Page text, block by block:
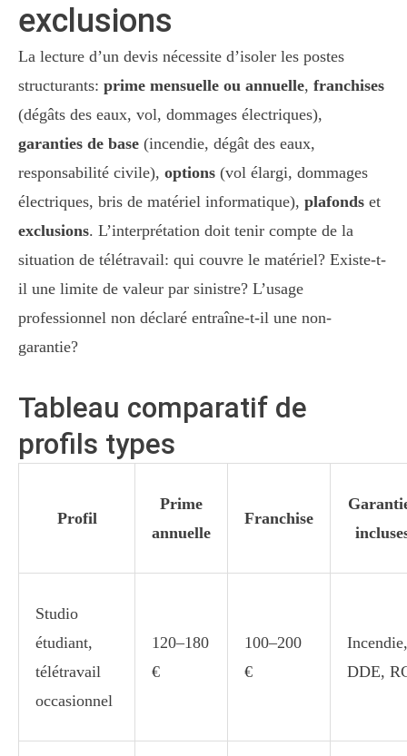
exclusions
La lecture d’un devis nécessite d’isoler les postes
structurants: prime mensuelle ou annuelle, franchises
(dégâts des eaux, vol, dommages électriques),
garanties de base (incendie, dégât des eaux,
responsabilité civile), options (vol élargi, dommages
électriques, bris de matériel informatique), plafonds et
exclusions. L’interprétation doit tenir compte de la
situation de télétravail: qui couvre le matériel? Existe-t-
il une limite de valeur par sinistre? L’usage
professionnel non déclaré entraîne-t-il une non-
garantie?
Tableau comparatif de
profils types
Profil
Prime
annuelle
Franchise
Studio
étudiant,
télétravail
occasionnel
120–180
€
100–200
€
Incendie,
DDE,